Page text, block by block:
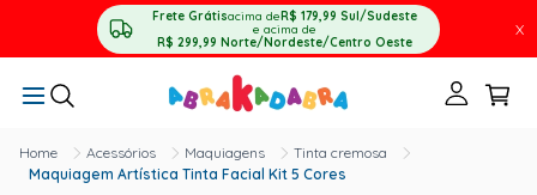
Frete Grátisacima deR$ 179,99 Sul/Sudeste
e acima de
R$ 299,99 Norte/Nordeste/Centro Oeste
X
Acessórios Maquiagens
Tinta cremosa
Maquiagem Artística Tinta Facial Kit 5 Cores